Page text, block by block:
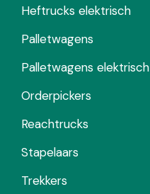
Heftrucks elektrisch
Palletwagens
Palletwagens elektrisch
Orderpickers
Reachtrucks
Stapelaars
Trekkers